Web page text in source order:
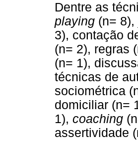
Dentre as
playing (n=
3), contação
(n= 2), regras
(n= 1),
técnicas de
sociométrica
domiciliar (n=
1), coaching
assertividade